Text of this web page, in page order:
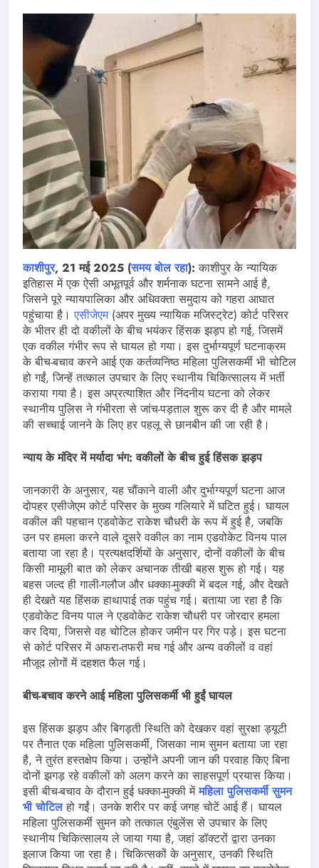
काशीपुर, 21 मई 2025 (समय बोल रहा): काशीपुर के न्यायिक
इतिहास में एक ऐसी अभूतपूर्व और शर्मनाक घटना सामने आई है,
जिसने पूरे न्यायपालिका और अधिवक्ता समुदाय को गहरा आघात
पहुंचाया है।एसीजेएम(अपर मुख्य न्यायिक मजिस्ट्रेट) कोर्ट परिसर
के भीतर ही दो वकीलों के बीच भयंकर हिंसक झड़प हो गई, जिसमें
एक वकील गंभीर रूप से घायल हो गया। इस दुर्भाग्यपूर्ण घटनाक्रम
के बीच-बचाव करने आई एक कर्तव्यनिष्ठ महिला पुलिसकर्मी भी चोटिल
हो गईं, जिन्हें तत्काल उपचार के लिए स्थानीय चिकित्सालय में भर्ती
कराया गया है। इस अप्रत्याशित और निंदनीय घटना को लेकर
स्थानीय पुलिस ने गंभीरता से जांच-पड़ताल शुरू कर दी है और मामले
की सच्चाई जानने के लिए हर पहलू से छानबीन की जा रही है।
न्याय के मंदिर में मर्यादा भंग: वकीलों के बीच हुई हिंसक झड़प
जानकारी के अनुसार, यह चौंकाने वाली और दुर्भाग्यपूर्ण घटना आज
दोपहर एसीजेएम कोर्ट परिसर के मुख्य गलियारे में घटित हुई। घायल
वकील की पहचान एडवोकेट राकेश चौधरी के रूप में हुई है, जबकि
उन पर हमला करने वाले दूसरे वकील का नाम एडवोकेट विनय पाल
बताया जा रहा है। प्रत्यक्षदर्शियों के अनुसार, दोनों वकीलों के बीच
किसी मामूली बात को लेकर अचानक तीखी बहस शुरू हो गई। यह
बहस जल्द ही गाली-गलौज और धक्का-मुक्की में बदल गई, और देखते
ही देखते यह हिंसक हाथापाई तक पहुंच गई। बताया जा रहा है कि
एडवोकेट विनय पाल ने एडवोकेट राकेश चौधरी पर जोरदार हमला
कर दिया, जिससे वह चोटिल होकर जमीन पर गिर पड़े। इस घटना
से कोर्ट परिसर में अफरा-तफरी मच गई और अन्य वकीलों व वहां
मौजूद लोगों में दहशत फैल गई।
बीच-बचाव करने आई महिला पुलिसकर्मी भी हुईं घायल
इस हिंसक झड़प और बिगड़ती स्थिति को देखकर वहां सुरक्षा ड्यूटी
पर तैनात एक महिला पुलिसकर्मी, जिसका नाम सुमन बताया जा रहा
है, ने तुरंत हस्तक्षेप किया। उन्होंने अपनी जान की परवाह किए बिना
दोनों झगड़ रहे वकीलों को अलग करने का साहसपूर्ण प्रयास किया।
इसी बीच-बचाव के दौरान हुई धक्का-मुक्की मेंमहिला पुलिसकर्मी सुमन
भी चोटिलहो गईं। उनके शरीर पर कई जगह चोटें आई हैं। घायल
महिला पुलिसकर्मी सुमन को तत्काल एंबुलेंस से उपचार के लिए
स्थानीय चिकित्सालय ले जाया गया है, जहां डॉक्टरों द्वारा उनका
इलाज किया जा रहा है। चिकित्सकों के अनुसार, उनकी स्थिति